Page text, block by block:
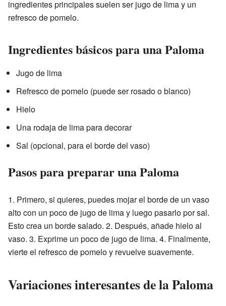
ingredientes principales suelen ser jugo de lima y un
refresco de pomelo.
Ingredientes básicos para una Paloma
Jugo de lima
Refresco de pomelo (puede ser rosado o blanco)
Hielo
Una rodaja de lima para decorar
Sal (opcional, para el borde del vaso)
Pasos para preparar una Paloma
1. Primero, si quieres, puedes mojar el borde de un vaso
alto con un poco de jugo de lima y luego pasarlo por sal.
Esto crea un borde salado. 2. Después, añade hielo al
vaso. 3. Exprime un poco de jugo de lima. 4. Finalmente,
vierte el refresco de pomelo y revuelve suavemente.
Variaciones interesantes de la Paloma